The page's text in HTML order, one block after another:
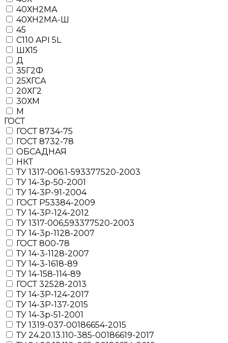
40ХН2МА
40ХН2МА-Ш
45
C110 API 5L
ШХ15
Д
35Г2Ф
25ХГСА
20ХГ2
30ХМ
М
ГОСТ
ГОСТ 8734-75
ГОСТ 8732-78
ОБСАДНАЯ
НКТ
ТУ 1317-006.1-593377520-2003
ТУ 14-3р-50-2001
ТУ 14-3Р-91-2004
ГОСТ Р53384-2009
ТУ 14-3Р-124-2012
ТУ 1317-006,593377520-2003
ТУ 14-3р-1128-2007
ГОСТ 800-78
ТУ 14-3-1128-2007
ТУ 14-3-1618-89
ТУ 14-158-114-89
ГОСТ 32528-2013
ТУ 14-3Р-124-2017
ТУ 14-3Р-137-2015
ТУ 14-3р-51-2001
ТУ 1319-037-00186654-2015
ТУ 24.20.13.110-385-00186619-2017